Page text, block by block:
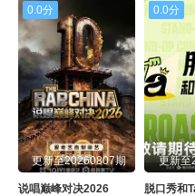
0.0分
更新至20260807期
说唱巅峰对决2026
0.0分
更新至